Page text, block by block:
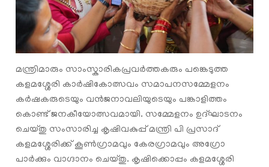
മന്ത്രിമാരും സാംസ്കാരികപ്രവര്‍ത്തകരും പങ്കെടുത്ത
കളമശ്ശേരി കാര്‍ഷികോത്സവം സമാപനസമ്മേളനം
കര്‍ഷകരുടെയും വന്‍ജനാവലിയുടെയും പങ്കാളിത്തം
കൊണ്ട് ജനകീയോത്സവമായി. സമ്മേളനം ഉദ്ഘാടനം
ചെയ്തു സംസാരിച്ച കൃഷിവകുപ്പ് മന്ത്രി പി പ്രസാദ്
കളമശ്ശേരിക്ക് കൂൺഗ്രാമവും കേരഗ്രാമവും അഗ്രോ
പാർക്കും വാഗ്ദാനം ചെയ്തു. കൃഷിക്കൊപ്പം കളമശ്ശേരി